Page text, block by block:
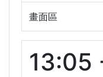
畫面區
13:05